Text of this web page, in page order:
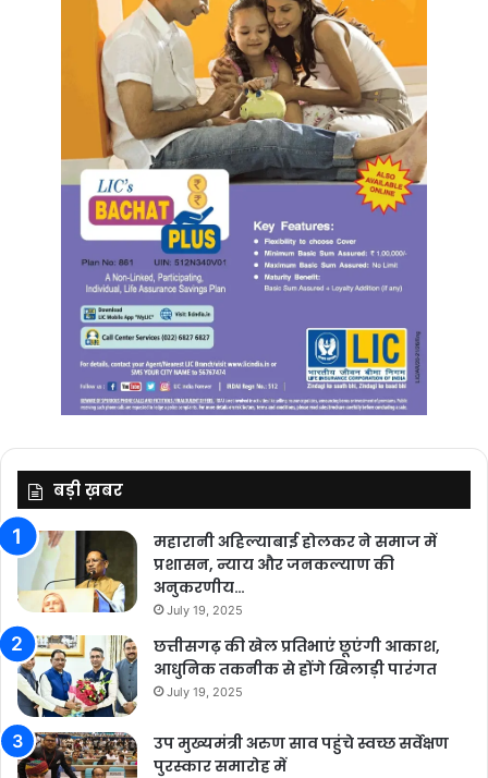
बड़ी ख़बर
महारानी अहिल्याबाई होलकर ने समाज में
प्रशासन, न्याय और जनकल्याण की
अनुकरणीय…
July 19, 2025
छत्तीसगढ़ की खेल प्रतिभाएं छूएंगी आकाश,
आधुनिक तकनीक से होंगे खिलाड़ी पारंगत
July 19, 2025
उप मुख्यमंत्री अरुण साव पहुंचे स्वच्छ सर्वेक्षण
पुरस्कार समारोह में